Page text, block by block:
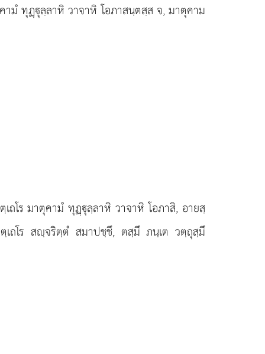
มํ ทุฏฺุลฺลาหิ วาจาหิ โอภาสนฺตสฺส จ, มาตุคาม
ถโร มาตุคามํ ทุฏฺุลฺลาหิ วาจาหิ โอภาสิ, อายสฺ
เถโร สฺจริตฺตํ สมาปชฺชึ, ตสฺมึ ภนฺเต วตฺถุสฺมึ